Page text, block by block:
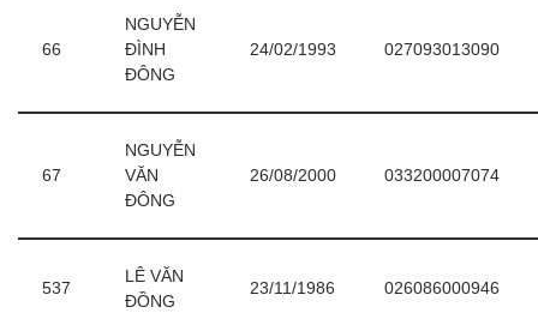
66
NGUYỄN
ĐÌNH
ĐÔNG
24/02/1993 027093013090
67
NGUYỄN
VĂN
ĐÔNG
26/08/2000 033200007074
537
LÊ VĂN
ĐỒNG
23/11/1986 026086000946